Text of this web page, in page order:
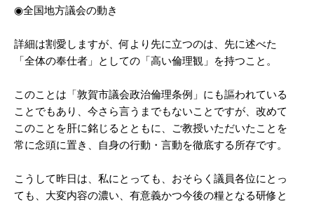
◉全国地方議会の動き
詳細は割愛しますが、何より先に立つのは、先に述べた
「全体の奉仕者」としての「高い倫理観」を持つこと。
このことは「敦賀市議会政治倫理条例」にも謳われている
ことでもあり、今さら言うまでもないことですが、改めて
このことを肝に銘じるとともに、ご教授いただいたことを
常に念頭に置き、自身の行動・言動を徹底する所存です。
こうして昨日は、私にとっても、おそらく議員各位にとっ
ても、大変内容の濃い、有意義かつ今後の糧となる研修と